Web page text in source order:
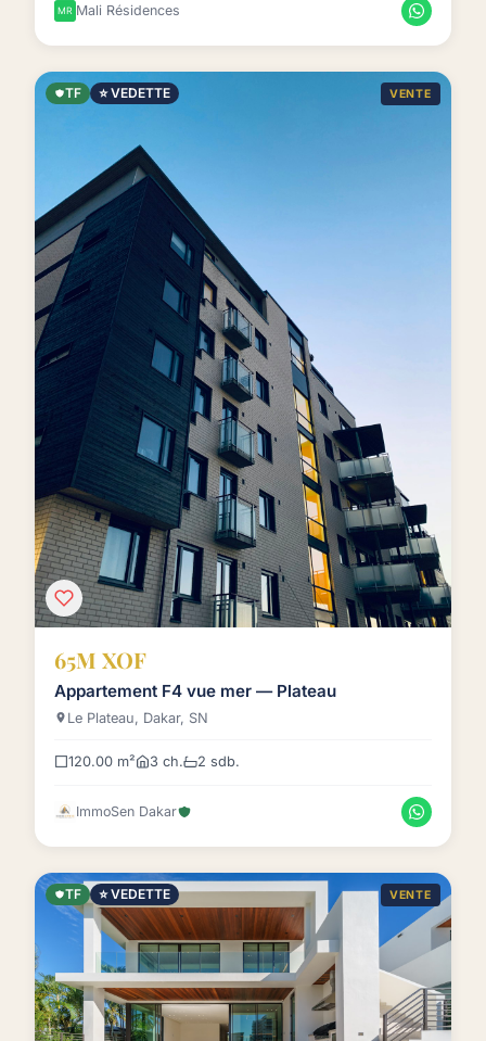
Mali Résidences
TF ⭐ VEDETTE VENTE
65M XOF
Appartement F4 vue mer — Plateau
Le Plateau, Dakar, SN
120.00 m² 3 ch. 2 sdb.
ImmoSen Dakar
TF ⭐ VEDETTE VENTE